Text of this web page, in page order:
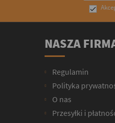

NASZA
Regulamin
Polityka
O nas
Przesyłki i